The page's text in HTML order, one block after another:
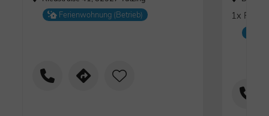
Ferienwohnung (Betrieb)
1x F